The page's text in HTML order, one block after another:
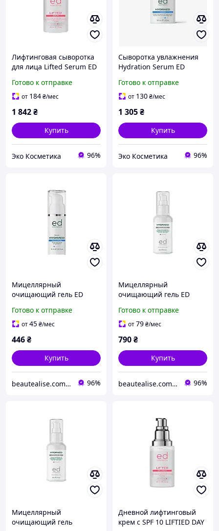
Лифтинговая сыворотка
для лица Lifted Serum ED
Готово к отправке
от 184₴/мес
1 842₴
Купить
Эко Косметика 96%
Сыворотка увлажнения
Hydration Serum ED
Готово к отправке
от 130₴/мес
1 305₴
Купить
Эко Косметика 96%
Мицеллярный
очищающий гель ED
Micellar Gel 15ml
Готово к отправке
от45₴/мес
446₴
Купить
beautealise.com.ua 96%
Мицеллярный
очищающий гель ED
Micellar Gel 50 ml
Готово к отправке
от79₴/мес
790₴
Купить
beautealise.com.ua 96%
Мицеллярный
очищающий гель
Дневной лифтинговый
крем с SPF 10 LIFTIED DAY